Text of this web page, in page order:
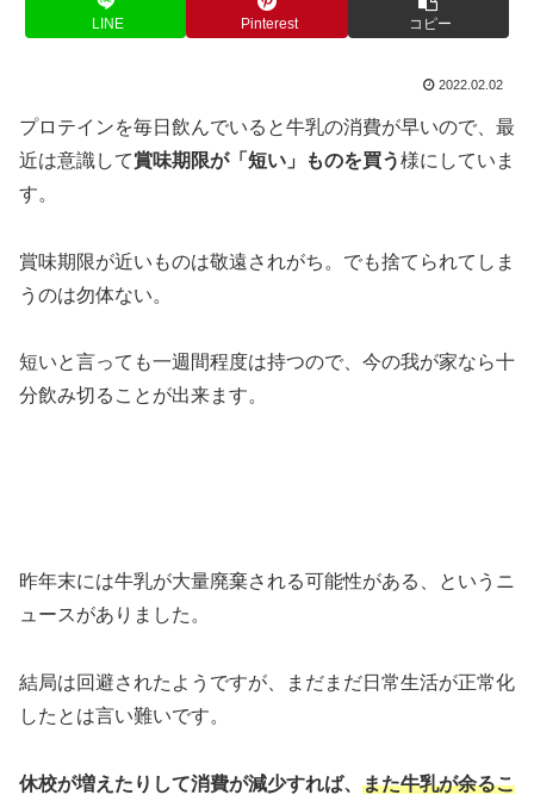
LINE Pinterest コピー
2022.02.02
プロテインを毎日飲んでいると牛乳の消費が早いので、最
近は意識して賞味期限が「短い」ものを買う様にしていま
す。
賞味期限が近いものは敬遠されがち。でも捨てられてしま
うのは勿体ない。
短いと言っても一週間程度は持つので、今の我が家なら十
分飲み切ることが出来ます。
昨年末には牛乳が大量廃棄される可能性がある、というニ
ュースがありました。
結局は回避されたようですが、まだまだ日常生活が正常化
したとは言い難いです。
休校が増えたりして消費が減少すれば、 また牛乳が余るこ